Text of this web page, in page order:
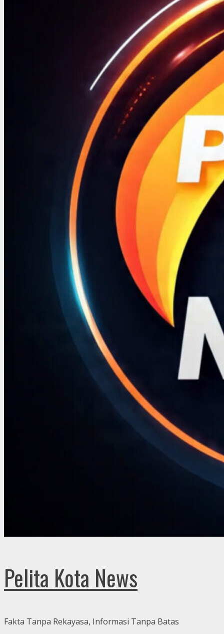
Pelita Kota News
Fakta Tanpa Rekayasa, Informasi Tanpa Batas